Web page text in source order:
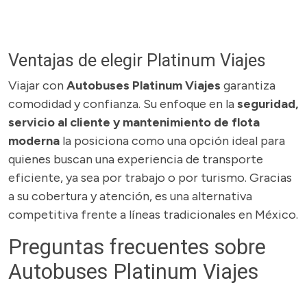
Ventajas de elegir Platinum Viajes
Viajar conAutobuses Platinum Viajes garantiza
comodidad y confianza. Su enfoque en laseguridad,
servicio al cliente y mantenimiento de flota
moderna la posiciona como una opción ideal para
quienes buscan una experiencia de transporte
eficiente, ya sea por trabajo o por turismo. Gracias
a su cobertura y atención, es una alternativa
competitiva frente a líneas tradicionales en México.
Preguntas frecuentes sobre
Autobuses Platinum Viajes